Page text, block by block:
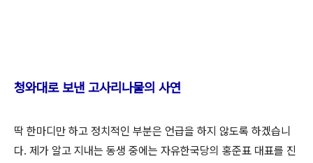
청와대로 보낸 고사리나물의 사연
딱 한마디만 하고 정치적인 부분은 언급을 하지 않도록 하겠습니
다. 제가 알고 지내는 동생 중에는 자유한국당의 홍준표 대표를 진